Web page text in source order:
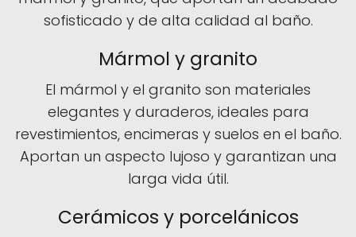
sofisticado y de alta calidad al baño.
Mármol y granito
El mármol y el granito son materiales
elegantes y duraderos, ideales para
revestimientos, encimeras y suelos en el baño.
Aportan un aspecto lujoso y garantizan una
larga vida útil.
Cerámicos y porcelánicos